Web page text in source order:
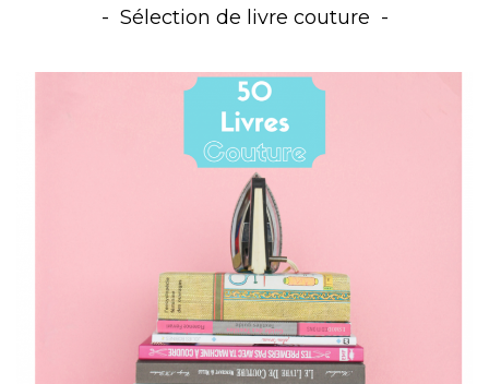
Sélection de livre couture